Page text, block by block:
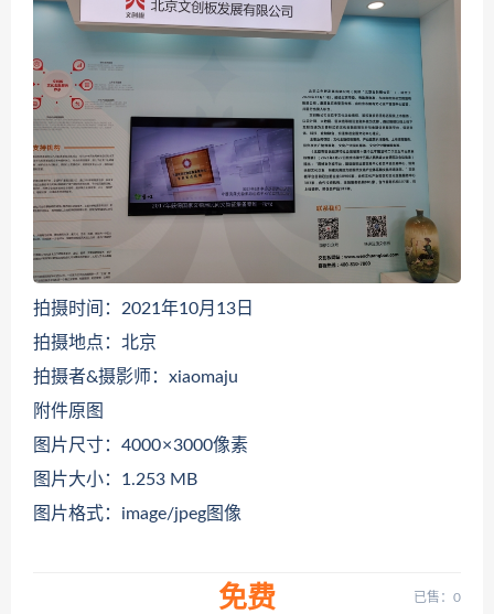
拍摄时间：2021年10月13日
拍摄地点：北京
拍摄者&摄影师：xiaomaju
附件原图
图片尺寸：4000 × 3000像素
图片大小：1.253 MB
图片格式：image/jpeg图像
免费 已售：0